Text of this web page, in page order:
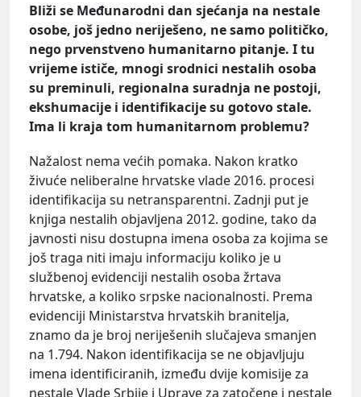
Bliži se Međunarodni dan sjećanja na nestale
osobe, još jedno neriješeno, ne samo političko,
nego prvenstveno humanitarno pitanje. I tu
vrijeme ističe, mnogi srodnici nestalih osoba
su preminuli, regionalna suradnja ne postoji,
ekshumacije i identifikacije su gotovo stale.
Ima li kraja tom humanitarnom problemu?
Nažalost nema većih pomaka. Nakon kratko
živuće neliberalne hrvatske vlade 2016. procesi
identifikacija su netransparentni. Zadnji put je
knjiga nestalih objavljena 2012. godine, tako da
javnosti nisu dostupna imena osoba za kojima se
još traga niti imaju informaciju koliko je u
službenoj evidenciji nestalih osoba žrtava
hrvatske, a koliko srpske nacionalnosti. Prema
evidenciji Ministarstva hrvatskih branitelja,
znamo da je broj neriješenih slučajeva smanjen
na 1.794. Nakon identifikacija se ne objavljuju
imena identificiranih, između dvije komisije za
nestale Vlade Srbije i Uprave za zatočene i nestale